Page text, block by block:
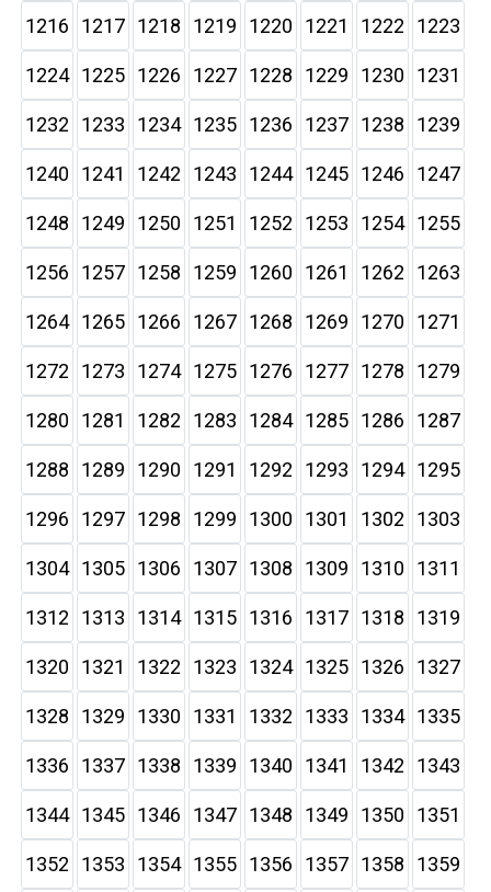
1216 1217 1218 1219 1220 1221 1222 1223
1224 1225 1226 1227 1228 1229 1230 1231
1232 1233 1234 1235 1236 1237 1238 1239
1240 1241 1242 1243 1244 1245 1246 1247
1248 1249 1250 1251 1252 1253 1254 1255
1256 1257 1258 1259 1260 1261 1262 1263
1264 1265 1266 1267 1268 1269 1270 1271
1272 1273 1274 1275 1276 1277 1278 1279
1280 1281 1282 1283 1284 1285 1286 1287
1288 1289 1290 1291 1292 1293 1294 1295
1296 1297 1298 1299 1300 1301 1302 1303
1304 1305 1306 1307 1308 1309 1310 1311
1312 1313 1314 1315 1316 1317 1318 1319
1320 1321 1322 1323 1324 1325 1326 1327
1328 1329 1330 1331 1332 1333 1334 1335
1336 1337 1338 1339 1340 1341 1342 1343
1344 1345 1346 1347 1348 1349 1350 1351
1352 1353 1354 1355 1356 1357 1358 1359